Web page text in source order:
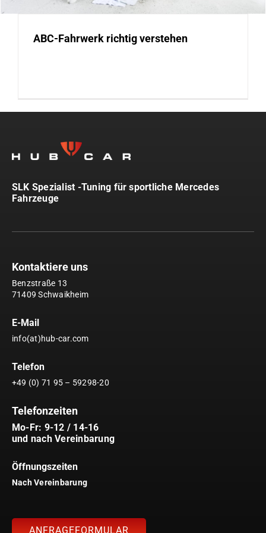
ABC-Fahrwerk richtig verstehen
SLK Spezialist -Tuning für sportliche Mercedes
Fahrzeuge
Kontaktiere uns
Benzstraße 13
71409 Schwaikheim
E-Mail
info(at)hub-car.com
Telefon
+49 (0) 71 95 – 59298-20
Telefonzeiten
Mo-Fr: 9-12 / 14-16
und nach Vereinbarung
Öffnungszeiten
Nach Vereinbarung
ANFRAGEFORMULAR